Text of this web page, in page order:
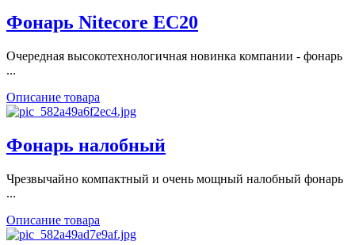
Фонарь Nitecore EC20
Очередная высокотехнологичная новинка компании - фонарь
...
Описание товара
Фонарь налобный
Чрезвычайно компактный и очень мощный налобный фонарь
...
Описание товара